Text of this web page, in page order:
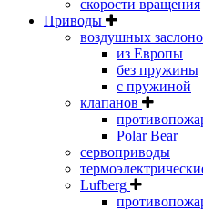
скорости вращения
Приводы
воздушных
из Европы
без пружины
с пружиной
клапанов
Polar Bear
сервоприводы
Lufberg